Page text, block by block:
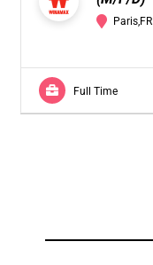
Paris,FR
Full Time